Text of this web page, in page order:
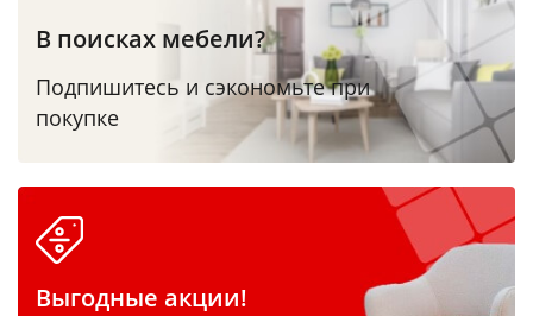
В поисках мебели?
Подпишитесь и сэкономьте при
покупке
Выгодные акции!